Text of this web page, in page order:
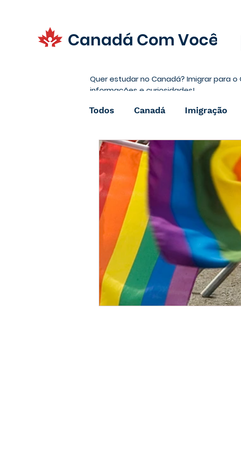
Canadá Com Você
Quer estudar no Canadá? Imigrar para
informações e curiosidades!
Todos
Canadá Imigração
Promoções Carreira